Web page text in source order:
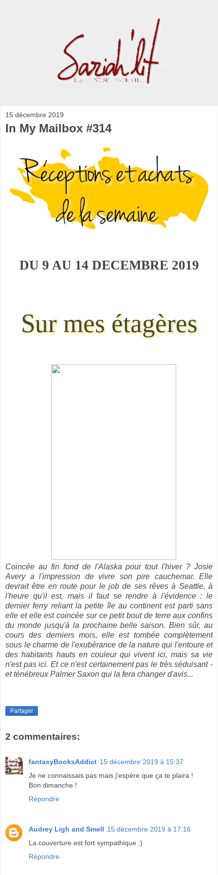
15 décembre 2019
In My Mailbox #314
DU 9 AU 14 DECEMBRE 2019
Sur mes étagères
Coincée au fin fond de l'Alaska pour tout l'hiver ? Josie
Avery a l'impression de vivre son pire cauchemar. Elle
devrait être en route pour le job de ses rêves à Seattle, à
l'heure qu'il est, mais il faut se rendre à l'évidence : le
dernier ferry reliant la petite île au continent est parti sans
elle et elle est coincée sur ce petit bout de terre aux confins
du monde jusqu'à la prochaine belle saison. Bien sûr, au
cours des derniers mois, elle est tombée complètement
sous le charme de l'exubérance de la nature qui l'entoure et
des habitants hauts en couleur qui vivent ici, mais sa vie
n'est pas ici. Et ce n'est certainement pas le très séduisant -
et ténébreux Palmer Saxon qui la fera changer d'avis...
Partager
2 commentaires:
fantasyBooksAddict 15 décembre 2019 à 15:37
Je ne connaissais pas mais j'espère que ça te plaira !
Bon dimanche !
Répondre
Audrey Ligh and Smell 15 décembre 2019 à 17:16
La couverture est fort sympathique :)
Répondre